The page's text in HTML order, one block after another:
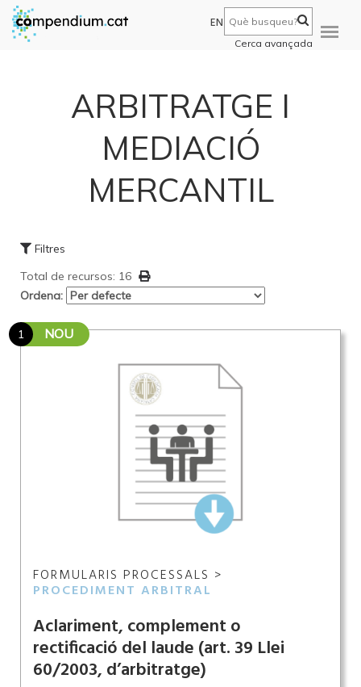
EN
Cerca avançada
ARBITRATGE I
MEDIACIÓ
MERCANTIL
Filtres
Total de recursos: 16
Ordena:
1 NOU
FORMULARIS PROCESSALS >
PROCEDIMENT ARBITRAL
Aclariment, complement o
rectificació del laude (art. 39 Llei
60/2003, d’arbitratge)